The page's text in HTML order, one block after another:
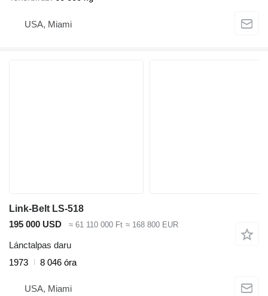
USA, Miami
Link-Belt LS-518
195 000 USD
≈ 61 110 000 Ft ≈ 168 800 EUR
Lánctalpas daru
1973
8 046 óra
USA, Miami